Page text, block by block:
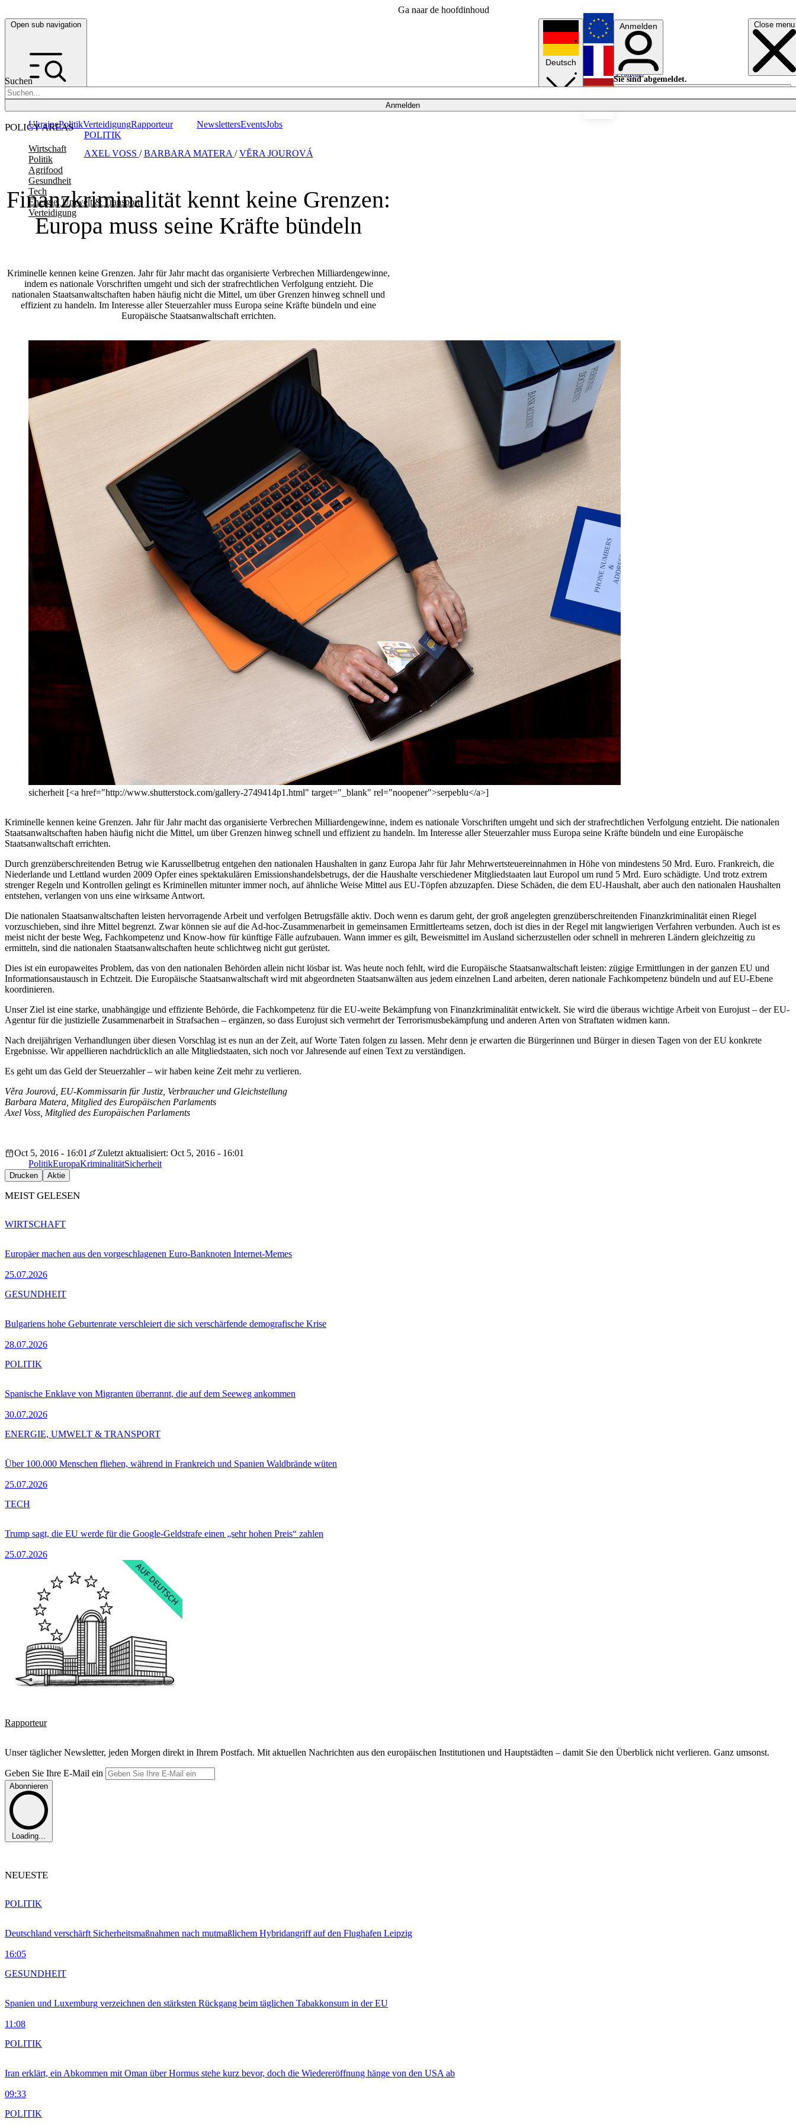
Ga naar de hoofdinhoud
Open sub navigation Close menu
Suchen
Anmelden
POLICY AREAS
Wirtschaft
Politik
Agrifood
Gesundheit
Tech
Energie, Umwelt & Transport
Verteidigung
UkrainePolitikVerteidigungRapporteur NewslettersEventsJobs
Deutsch
English
Français
Anmelden
Sie sind abgemeldet.
Anmelden
Licht aus
Finanzkriminalität kennt keine Grenzen:
Europa muss seine Kräfte bündeln
Kriminelle kennen keine Grenzen. Jahr für Jahr macht das organisierte Verbrechen Milliardengewinne,
indem es nationale Vorschriften umgeht und sich der strafrechtlichen Verfolgung entzieht. Die
nationalen Staatsanwaltschaften haben häufig nicht die Mittel, um über Grenzen hinweg schnell und
effizient zu handeln. Im Interesse aller Steuerzahler muss Europa seine Kräfte bündeln und eine
Europäische Staatsanwaltschaft errichten.
AXEL VOSS /BARBARA MATERA /VĔRA JOUROVÁ
POLITIK
sicherheit [<a href="http://www.shutterstock.com/gallery-2749414p1.html" target="_blank" rel="noopener">serpeblu</a>]
Kriminelle kennen keine Grenzen. Jahr für Jahr macht das organisierte Verbrechen Milliardengewinne, indem es nationale Vorschriften umgeht und sich der strafrechtlichen Verfolgung entzieht. Die nationalen
Staatsanwaltschaften haben häufig nicht die Mittel, um über Grenzen hinweg schnell und effizient zu handeln. Im Interesse aller Steuerzahler muss Europa seine Kräfte bündeln und eine Europäische
Staatsanwaltschaft errichten.
Durch grenzüberschreitenden Betrug wie Karussellbetrug entgehen den nationalen Haushalten in ganz Europa Jahr für Jahr Mehrwertsteuereinnahmen in Höhe von mindestens 50 Mrd. Euro. Frankreich, die
Niederlande und Lettland wurden 2009 Opfer eines spektakulären Emissionshandelsbetrugs, der die Haushalte verschiedener Mitgliedstaaten laut Europol um rund 5 Mrd. Euro schädigte. Und trotz extrem
strenger Regeln und Kontrollen gelingt es Kriminellen mitunter immer noch, auf ähnliche Weise Mittel aus EU-Töpfen abzuzapfen. Diese Schäden, die dem EU-Haushalt, aber auch den nationalen Haushalten
entstehen, verlangen von uns eine wirksame Antwort.
Die nationalen Staatsanwaltschaften leisten hervorragende Arbeit und verfolgen Betrugsfälle aktiv. Doch wenn es darum geht, der groß angelegten grenzüberschreitenden Finanzkriminalität einen Riegel
vorzuschieben, sind ihre Mittel begrenzt. Zwar können sie auf die Ad-hoc-Zusammenarbeit in gemeinsamen Ermittlerteams setzen, doch ist dies in der Regel mit langwierigen Verfahren verbunden. Auch ist es
meist nicht der beste Weg, Fachkompetenz und Know-how für künftige Fälle aufzubauen. Wann immer es gilt, Beweismittel im Ausland sicherzustellen oder schnell in mehreren Ländern gleichzeitig zu
ermitteln, sind die nationalen Staatsanwaltschaften heute schlichtweg nicht gut gerüstet.
Dies ist ein europaweites Problem, das von den nationalen Behörden allein nicht lösbar ist. Was heute noch fehlt, wird die Europäische Staatsanwaltschaft leisten: zügige Ermittlungen in der ganzen EU und
Informationsaustausch in Echtzeit. Die Europäische Staatsanwaltschaft wird mit abgeordneten Staatsanwälten aus jedem einzelnen Land arbeiten, deren nationale Fachkompetenz bündeln und auf EU-Ebene
koordinieren.
Unser Ziel ist eine starke, unabhängige und effiziente Behörde, die Fachkompetenz für die EU-weite Bekämpfung von Finanzkriminalität entwickelt. Sie wird die überaus wichtige Arbeit von Eurojust – der EU-
Agentur für die justizielle Zusammenarbeit in Strafsachen – ergänzen, so dass Eurojust sich vermehrt der Terrorismusbekämpfung und anderen Arten von Straftaten widmen kann.
Nach dreijährigen Verhandlungen über diesen Vorschlag ist es nun an der Zeit, auf Worte Taten folgen zu lassen. Mehr denn je erwarten die Bürgerinnen und Bürger in diesen Tagen von der EU konkrete
Ergebnisse. Wir appellieren nachdrücklich an alle Mitgliedstaaten, sich noch vor Jahresende auf einen Text zu verständigen.
Es geht um das Geld der Steuerzahler – wir haben keine Zeit mehr zu verlieren.
Věra Jourová, EU-Kommissarin für Justiz, Verbraucher und Gleichstellung
Barbara Matera, Mitglied des Europäischen Parlaments
Axel Voss, Mitglied des Europäischen Parlaments
Oct 5, 2016 - 16:01
Zuletzt aktualisiert: Oct 5, 2016 - 16:01
PolitikEuropaKriminalitätSicherheit
Drucken Aktie
MEIST GELESEN
Europäer machen aus den vorgeschlagenen Euro-Banknoten Internet-Memes
25.07.2026
WIRTSCHAFT
Bulgariens hohe Geburtenrate verschleiert die sich verschärfende demografische Krise
28.07.2026
GESUNDHEIT
Spanische Enklave von Migranten überrannt, die auf dem Seeweg ankommen
30.07.2026
POLITIK
Über 100.000 Menschen fliehen, während in Frankreich und Spanien Waldbrände wüten
25.07.2026
ENERGIE, UMWELT & TRANSPORT
Trump sagt, die EU werde für die Google-Geldstrafe einen „sehr hohen Preis“ zahlen
25.07.2026
TECH
Rapporteur
Unser täglicher Newsletter, jeden Morgen direkt in Ihrem Postfach. Mit aktuellen Nachrichten aus den europäischen Institutionen und Hauptstädten – damit Sie den Überblick nicht verlieren. Ganz umsonst.
Geben Sie Ihre E-Mail ein
Abonnieren
Loading...
NEUESTE
Deutschland verschärft Sicherheitsmaßnahmen nach mutmaßlichem Hybridangriff auf den Flughafen Leipzig
16:05
POLITIK
Spanien und Luxemburg verzeichnen den stärksten Rückgang beim täglichen Tabakkonsum in der EU
11:08
GESUNDHEIT
Iran erklärt, ein Abkommen mit Oman über Hormus stehe kurz bevor, doch die Wiedereröffnung hänge von den USA ab
09:33
POLITIK
POLITIK